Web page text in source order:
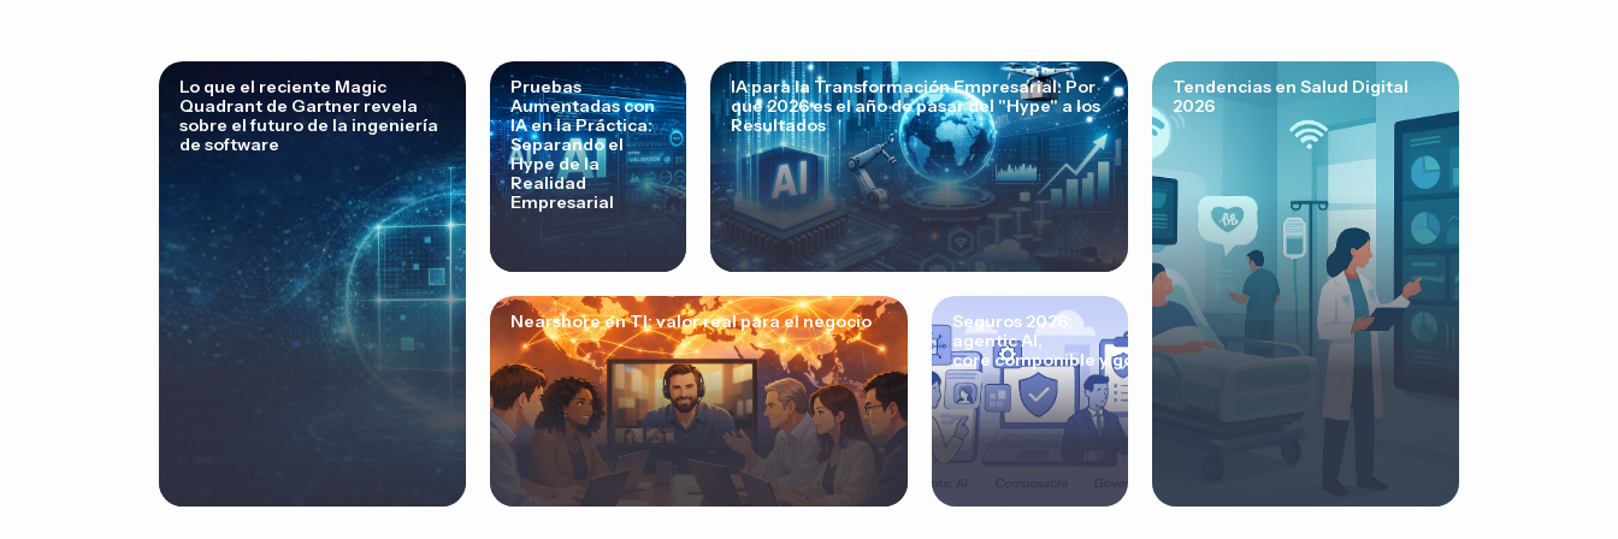
Lo que el reciente Magic
Quadrant de Gartner revela
sobre el futuro de la ingeniería
de software
Pruebas
Aumentadas con
IA en la Práctica:
Separando el
Hype de la
Realidad
Empresarial
IA para la Transformación Empresarial: Por
qué 2026 es el año de pasar del "Hype" a los
Resultados
Nearshore en TI: valor real para el negocio
Seguros 2026:
agentic AI,
core componible y gobernanza
Tendencias en Salud Digital
2026